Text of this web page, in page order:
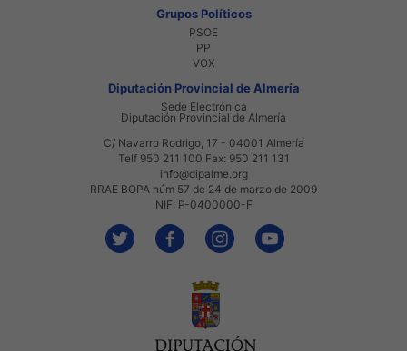
Grupos Políticos
PSOE
PP
VOX
Diputación Provincial de Almería
Sede Electrónica
Diputación Provincial de Almería
C/ Navarro Rodrigo, 17 - 04001 Almería
Telf 950 211 100 Fax: 950 211 131
info@dipalme.org
RRAE BOPA núm 57 de 24 de marzo de 2009
NIF: P-0400000-F